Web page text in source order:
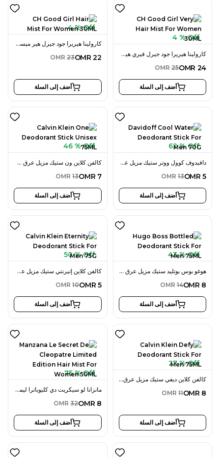
4 % Off
كارولينا هيريرا جود جيرل فيري هير ميست 30 مل للنساء
OMR 24
OMR 25
أضف إلى السلة
4 % Off
كارولينا هيريرا جود جيرل هير ميست 30 مل للنساء
OMR 22
OMR 23
أضف إلى السلة
62 % Off
دافيدوف كوول ووتر ستيك مزيل عرق 70 جرام للرجال
OMR 5
OMR 13
أضف إلى السلة
46 % Off
كالفن كلاين ون ستيك مزيل عرق 75 مل للجنسين
OMR 7
OMR 13
أضف إلى السلة
43 % Off
هوغو بوس بوتليد ستيك مزيل عرق 75 مل للرجال
OMR 8
OMR 14
أضف إلى السلة
50 % Off
كالفن كلاين إتيرنتي ستيك مزيل عرق 75 جرام للرجال
OMR 5
OMR 10
أضف إلى السلة
27 % Off
كالفن كلاين ديفي ستيك مزيل عرق 75 مل للرجال
OMR 8
OMR 11
أضف إلى السلة
75 % Off
مانزانا لو سيكريت دي كليوباترا ليمتد إيديشن هير ميست 50 مل للنساء
OMR 8
OMR 32
أضف إلى السلة